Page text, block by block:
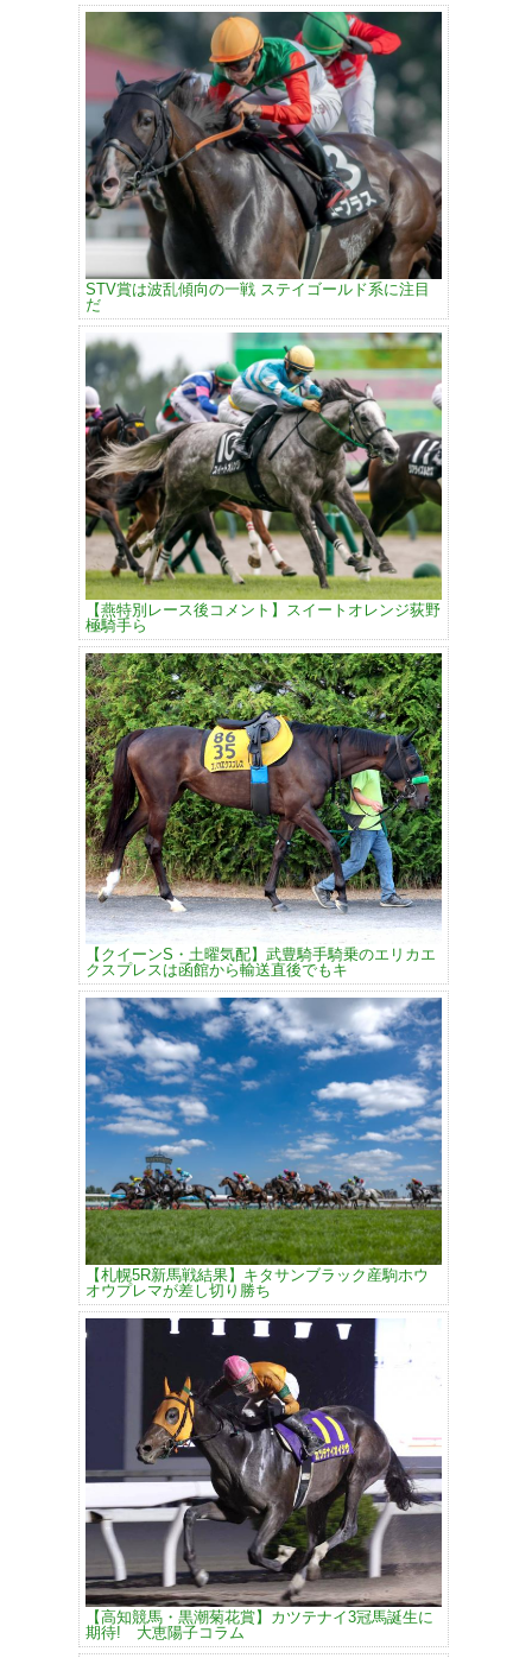
STV賞は波乱傾向の一戦 ステイゴールド系に注目
だ
【燕特別レース後コメント】スイートオレンジ荻野
極騎手ら
【クイーンS・土曜気配】武豊騎手騎乗のエリカエ
クスプレスは函館から輸送直後でもキ
【札幌5R新馬戦結果】キタサンブラック産駒ホウ
オウプレマが差し切り勝ち
【高知競馬・黒潮菊花賞】カツテナイ3冠馬誕生に
期待! 大恵陽子コラム